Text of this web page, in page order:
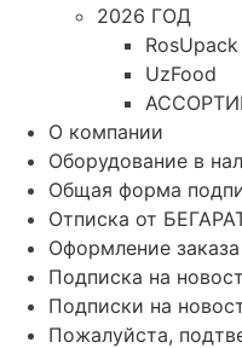
2026 ГОД
RosUpack
UzFood
О компании
Оборудование в
Общая форма
Отписка от
Оформление заказа
Подписка на
Подписки на
Пожалуйста,